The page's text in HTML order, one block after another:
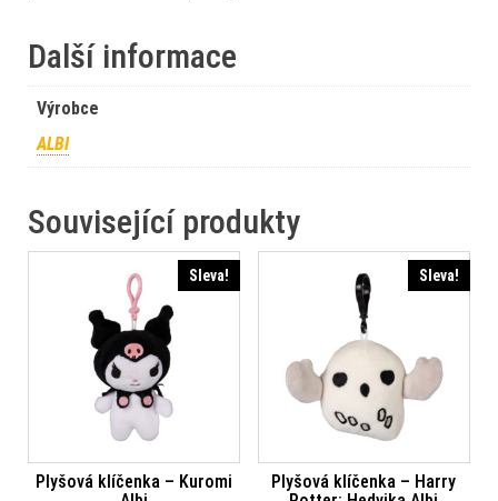
Další informace
Výrobce
ALBI
Související produkty
Sleva!
Plyšová klíčenka – Kuromi
Sleva!
Plyšová klíčenka – Harry